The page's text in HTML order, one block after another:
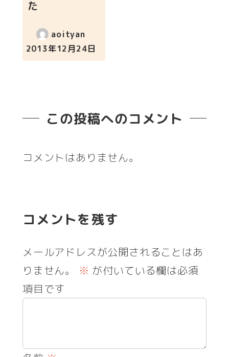
た
aoityan
投稿日
2013年12月24日
この投稿へのコメント
コメントはありません。
コメントを残す
メールアドレスが公開されることはあ
りません。
※ が付いている欄は必須
項目です